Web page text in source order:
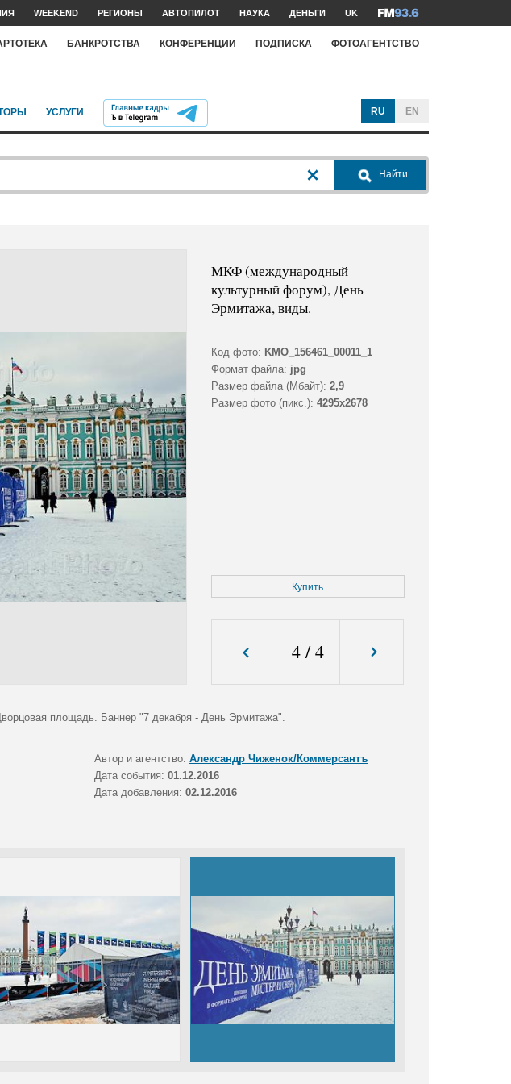
WEEKEND РЕГИОНЫ АВТОПИЛОТ НАУКА ДЕНЬГИ UK
БАНКРОТСТВА КОНФЕРЕНЦИИ ПОДПИСКА ФОТОАГЕНТСТВО
УСЛУГИ RU EN
Найти
МКФ (международный
культурный форум), День
Эрмитажа, виды.
Код фото: KMO_156461_00011_1
Формат файла: jpg
Размер файла (Мбайт): 2,9
Размер фото (пикс.): 4295x2678
Купить
4/4
площадь. Баннер "7 декабря - День Эрмитажа".
Автор и агентство: Александр Чиженок/Коммерсантъ
Дата события: 01.12.2016
Дата добавления: 02.12.2016